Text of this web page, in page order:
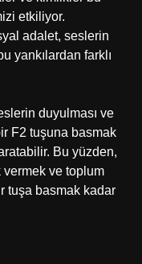
etkiliyor.
adalet, seslerin
yankılardan farklı
duyulması ve
F2 tuşuna basmak
Bu yüzden,
ve toplum
tuşa basmak kadar